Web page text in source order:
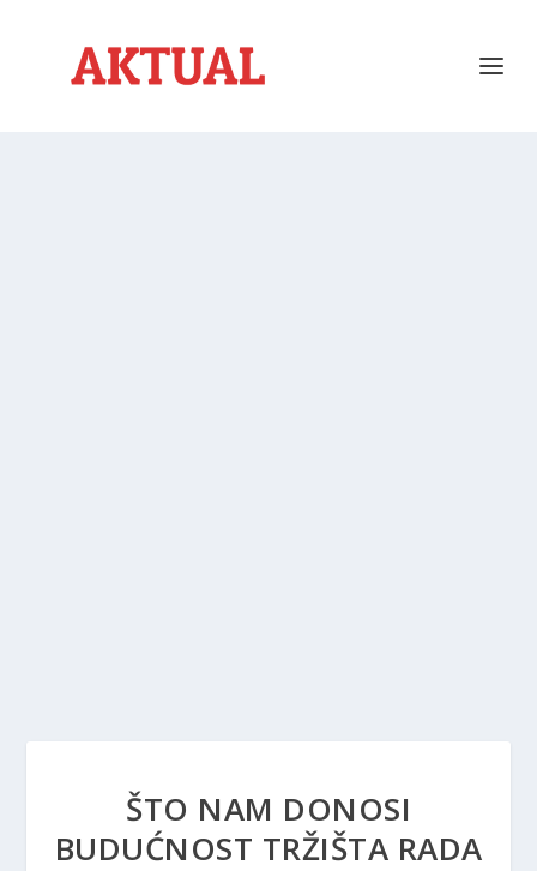
ŠTO NAM DONOSI
BUDUĆNOST TRŽIŠTA RADA